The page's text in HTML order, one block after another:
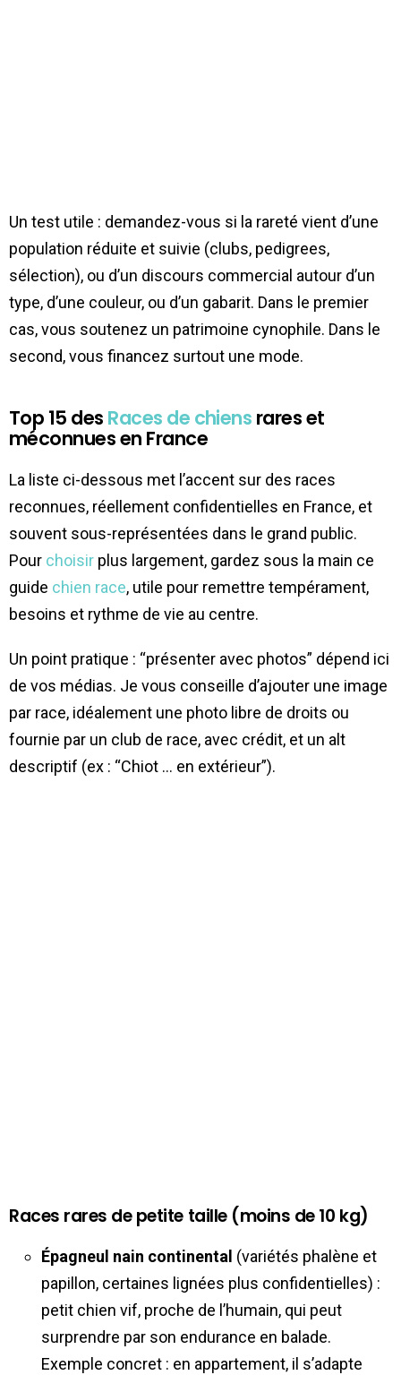
Un test utile : demandez-vous si la rareté vient d’une
population réduite et suivie (clubs, pedigrees,
sélection), ou d’un discours commercial autour d’un
type, d’une couleur, ou d’un gabarit. Dans le premier
cas, vous soutenez un patrimoine cynophile. Dans le
second, vous financez surtout une mode.
Top 15 des Races de chiens rares et
méconnues en France
La liste ci-dessous met l’accent sur des races
reconnues, réellement confidentielles en France, et
souvent sous-représentées dans le grand public.
Pour choisir plus largement, gardez sous la main ce
guide chien race, utile pour remettre tempérament,
besoins et rythme de vie au centre.
Un point pratique : “présenter avec photos” dépend ici
de vos médias. Je vous conseille d’ajouter une image
par race, idéalement une photo libre de droits ou
fournie par un club de race, avec crédit, et un alt
descriptif (ex : “Chiot … en extérieur”).
Races rares de petite taille (moins de 10 kg)
Épagneul nain continental (variétés phalène et
papillon, certaines lignées plus confidentielles) :
petit chien vif, proche de l’humain, qui peut
surprendre par son endurance en balade.
Exemple concret : en appartement, il s’adapte